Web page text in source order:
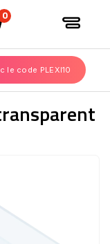
le code PLEXI10
0